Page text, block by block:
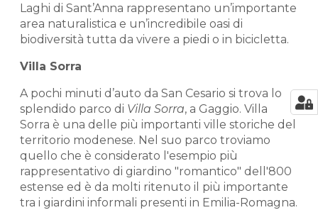
Laghi di Sant’Anna rappresentano un’importante
area naturalistica e un’incredibile oasi di
biodiversità tutta da vivere a piedi o in bicicletta.
Villa Sorra
A pochi minuti d’auto da San Cesario si trova lo
splendido parco di Villa Sorra, a Gaggio. Villa
Sorra è una delle più importanti ville storiche del
territorio modenese. Nel suo parco troviamo
quello che è considerato l'esempio più
rappresentativo di giardino "romantico" dell'800
estense ed è da molti ritenuto il più importante
tra i giardini informali presenti in Emilia-Romagna.